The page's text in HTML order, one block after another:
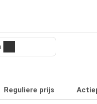
Reguliere prijs